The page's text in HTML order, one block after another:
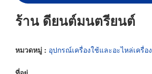
ร้าน ดียนต์มนตรียนต์
หมวดหมู่ : อุปกรณ์เครื่องใช้และอะไหล่เครื่อ